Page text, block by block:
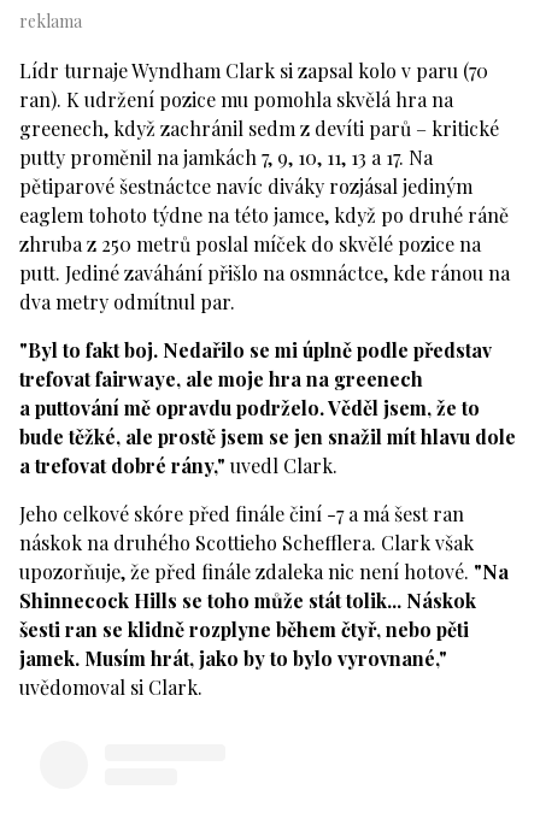
Lídr turnaje Wyndham Clark si zapsal kolo v paru (70
ran). K udržení pozice mu pomohla skvělá hra na
greenech, když zachránil sedm z devíti parů – kritické
putty proměnil na jamkách 7, 9, 10, 11, 13 a 17. Na
pětiparové šestnáctce navíc diváky rozjásal jediným
eaglem tohoto týdne na této jamce, když po druhé ráně
zhruba z 250 metrů poslal míček do skvělé pozice na
putt. Jediné zaváhání přišlo na osmnáctce, kde ránou na
dva metry odmítnul par.
"Byl to fakt boj. Nedařilo se mi úplně podle představ
trefovat fairwaye, ale moje hra na greenech
a puttování mě opravdu podrželo. Věděl jsem, že to
bude těžké, ale prostě jsem se jen snažil mít hlavu dole
a trefovat dobré rány," uvedl Clark.
Jeho celkové skóre před finále činí -7 a má šest ran
náskok na druhého Scottieho Schefflera. Clark však
upozorňuje, že před finále zdaleka nic není hotové. "Na
Shinnecock Hills se toho může stát tolik... Náskok
šesti ran se klidně rozplyne během čtyř, nebo pěti
jamek. Musím hrát, jako by to bylo vyrovnané,"
uvědomoval si Clark.